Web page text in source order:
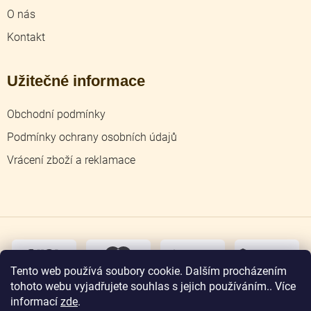
Tento web používá soubory cookie. Dalším procházením
tohoto webu vyjadřujete souhlas s jejich používáním.. Více
informací zde.
O nás
Kontakt
Užitečné informace
Obchodní podmínky
Podmínky ochrany osobních údajů
Vrácení zboží a reklamace
osobní